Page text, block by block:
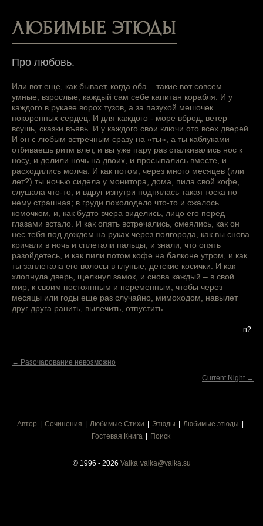
ЛЮБИМЫЕ ЭТЮДЫ
Про любовь.
Или вот еще, как бывает, когда оба – такие вот совсем
умные, взрослые, каждый сам себе капитан корабля. И у
каждого в рукаве ворох тузов, а за пазухой мешочек
покоренных сердец. И для каждого - море вброд, ветер
всушь, сказки въявь. И у каждого свои ключи ото всех дверей.
И он с любым встречным сразу на «ты», а ты каблуками
отбиваешь ритм влет, и вы уже пару раз сталкивались нос к
носу, и делили ночь на двоих, и просыпались вместе, и
расходились молча. И как потом, через много месяцев (или
лет?) ты ночью сидела у монитора, дома, пила свой кофе,
слушала что-то, и вдруг изнутри поднялась такая тоска по
нему страшная; в груди похолодело что-то и сжалось
комочком, и, как будто вчера виделись, лицо его перед
глазами встало. И как опять встречались, смеялись, как он
нес тебя под дождем на руках через полгорода, как вы снова
кричали в ночь и сплетали пальцы, и знали, что опять
разойдетесь, и как пили потом кофе на балконе утром, и как
ты заплетала его волосы в глупые, детские косички. И как
хлопнула дверь, щелкнул замок, и снова каждый – в свой
мир, к своим постоянным и переменным, чтобы через
месяцы или годы еще раз случайно, мимоходом, навылет
друг друга ранить, вылечить, отпустить.
n?
← Разочарование невозможно
Current Night →
Автор Сочинения Любимые Стихи Этюды
Любимые этюды
Гостевая Книга
Поиск
© 1996 - 2026 Valka valka@valka.su